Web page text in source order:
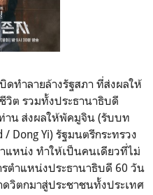
ดทำลายล้างรัฐสภา ที่ส่งผลให้
วิต รวมทั้งประธานาธิบดี
าน ส่งผลให้พัคมูจิน (รับบท
Dong Yi) รัฐมนตรีกระทรวง
แหน่ง ทำให้เป็นคนเดียวที่ไม่
ตำแหน่งประธานาธิบดี 60 วัน
วิตกมาสู่ประชาชนทั้งประเทศ